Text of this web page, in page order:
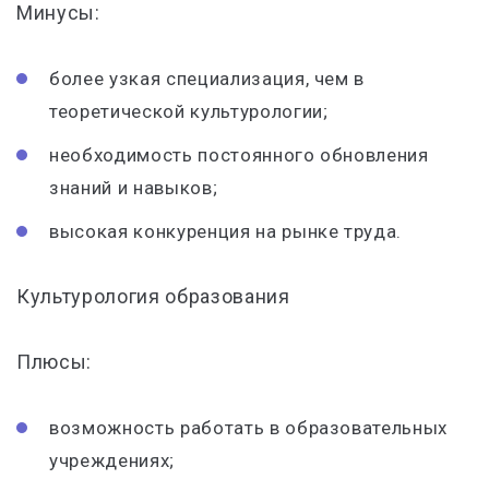
Минусы:
более узкая специализация, чем в
теоретической культурологии;
необходимость постоянного обновления
знаний и навыков;
высокая конкуренция на рынке труда.
Культурология образования
Плюсы:
возможность работать в образовательных
учреждениях;